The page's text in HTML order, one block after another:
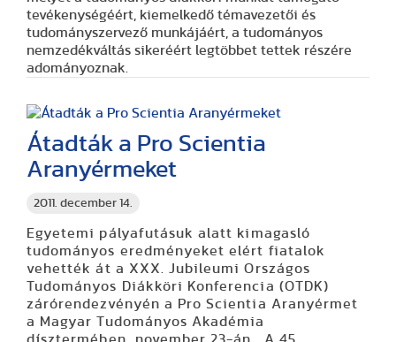
tevékenységéért, kiemelkedő témavezetői és
tudományszervező munkájáért, a tudományos
nemzedékváltás sikeréért legtöbbet tettek részére
adományoznak.
2011. december 14.
Átadták a Pro Scientia
Aranyérmeket
Egyetemi pályafutásuk alatt kimagasló
tudományos eredményeket elért fiatalok
vehették át a XXX. Jubileumi Országos
Tudományos Diákköri Konferencia (OTDK)
zárórendezvényén a Pro Scientia Aranyérmet
a Magyar Tudományos Akadémia